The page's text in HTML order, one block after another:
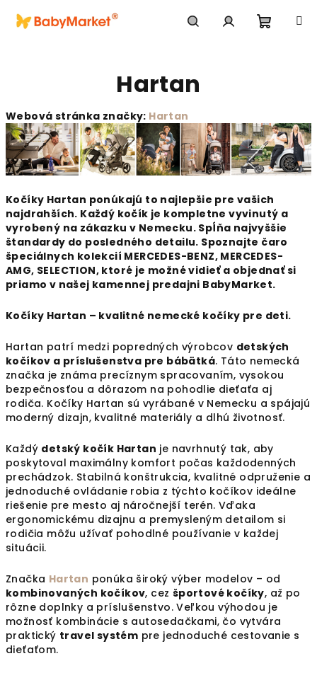
Hartan
Webová stránka značky: Hartan
Kočíky Hartan ponúkajú to najlepšie pre vašich
najdrahších. Každý kočík je kompletne vyvinutý a
vyrobený na zákazku v Nemecku. Spĺňa najvyššie
štandardy do posledného detailu. Spoznajte čaro
špeciálnych kolekcií MERCEDES-BENZ, MERCEDES-
AMG, SELECTION, ktoré je možné vidieť a objednať si
priamo v našej kamennej predajni BabyMarket.
Kočíky Hartan – kvalitné nemecké kočíky pre deti.
Hartan patrí medzi popredných výrobcov detských
kočíkov a príslušenstva pre bábätká. Táto nemecká
značka je známa precíznym spracovaním, vysokou
bezpečnosťou a dôrazom na pohodlie dieťaťa aj
rodiča. Kočíky Hartan sú vyrábané v Nemecku a spájajú
moderný dizajn, kvalitné materiály a dlhú životnosť.
Každý detský kočík Hartan je navrhnutý tak, aby
poskytoval maximálny komfort počas každodenných
prechádzok. Stabilná konštrukcia, kvalitné odpruženie a
jednoduché ovládanie robia z týchto kočíkov ideálne
riešenie pre mesto aj náročnejší terén. Vďaka
ergonomickému dizajnu a premysleným detailom si
rodičia môžu užívať pohodlné používanie v každej
situácii.
Značka Hartan ponúka široký výber modelov – od
kombinovaných kočíkov, cez športové kočíky, až po
rôzne doplnky a príslušenstvo. Veľkou výhodou je
možnosť kombinácie s autosedačkami, čo vytvára
praktický travel systém pre jednoduché cestovanie s
dieťaťom.